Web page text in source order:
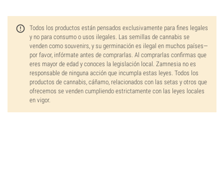
Todos los productos están pensados exclusivamente para fines legales
y no para consumo o usos ilegales. Las semillas de cannabis se
venden como souvenirs, y su germinación es ilegal en muchos países—
por favor, infórmate antes de comprarlas. Al comprarlas confirmas que
eres mayor de edad y conoces la legislación local. Zamnesia no es
responsable de ninguna acción que incumpla estas leyes. Todos los
productos de cannabis, cáñamo, relacionados con las setas y otros que
ofrecemos se venden cumpliendo estrictamente con las leyes locales
en vigor.